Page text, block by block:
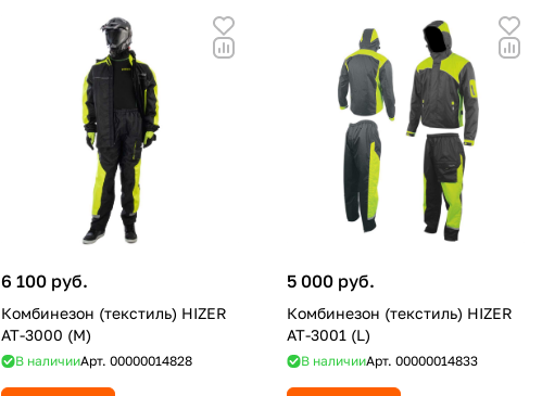
6 100 руб.
Комбинезон (текстиль) HIZER
AT-3000 (M)
В наличииАрт. 00000014828
5 000 руб.
Комбинезон (текстиль) HIZER
AT-3001 (L)
В наличииАрт. 00000014833